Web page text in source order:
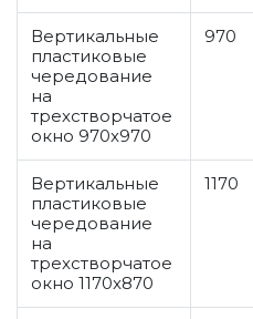
Вертикальные
пластиковые
чередование
на
трехстворчатое
окно 970x970
970
Вертикальные
пластиковые
чередование
на
трехстворчатое
окно 1170x870
1170